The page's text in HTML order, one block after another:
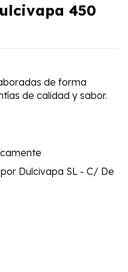
450
de forma
de calidad y sabor.
Dulcivapa SL - C/ De